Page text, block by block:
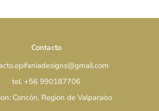
Contacto
tel. +56 990187706
Concón, Region de Valparaiso